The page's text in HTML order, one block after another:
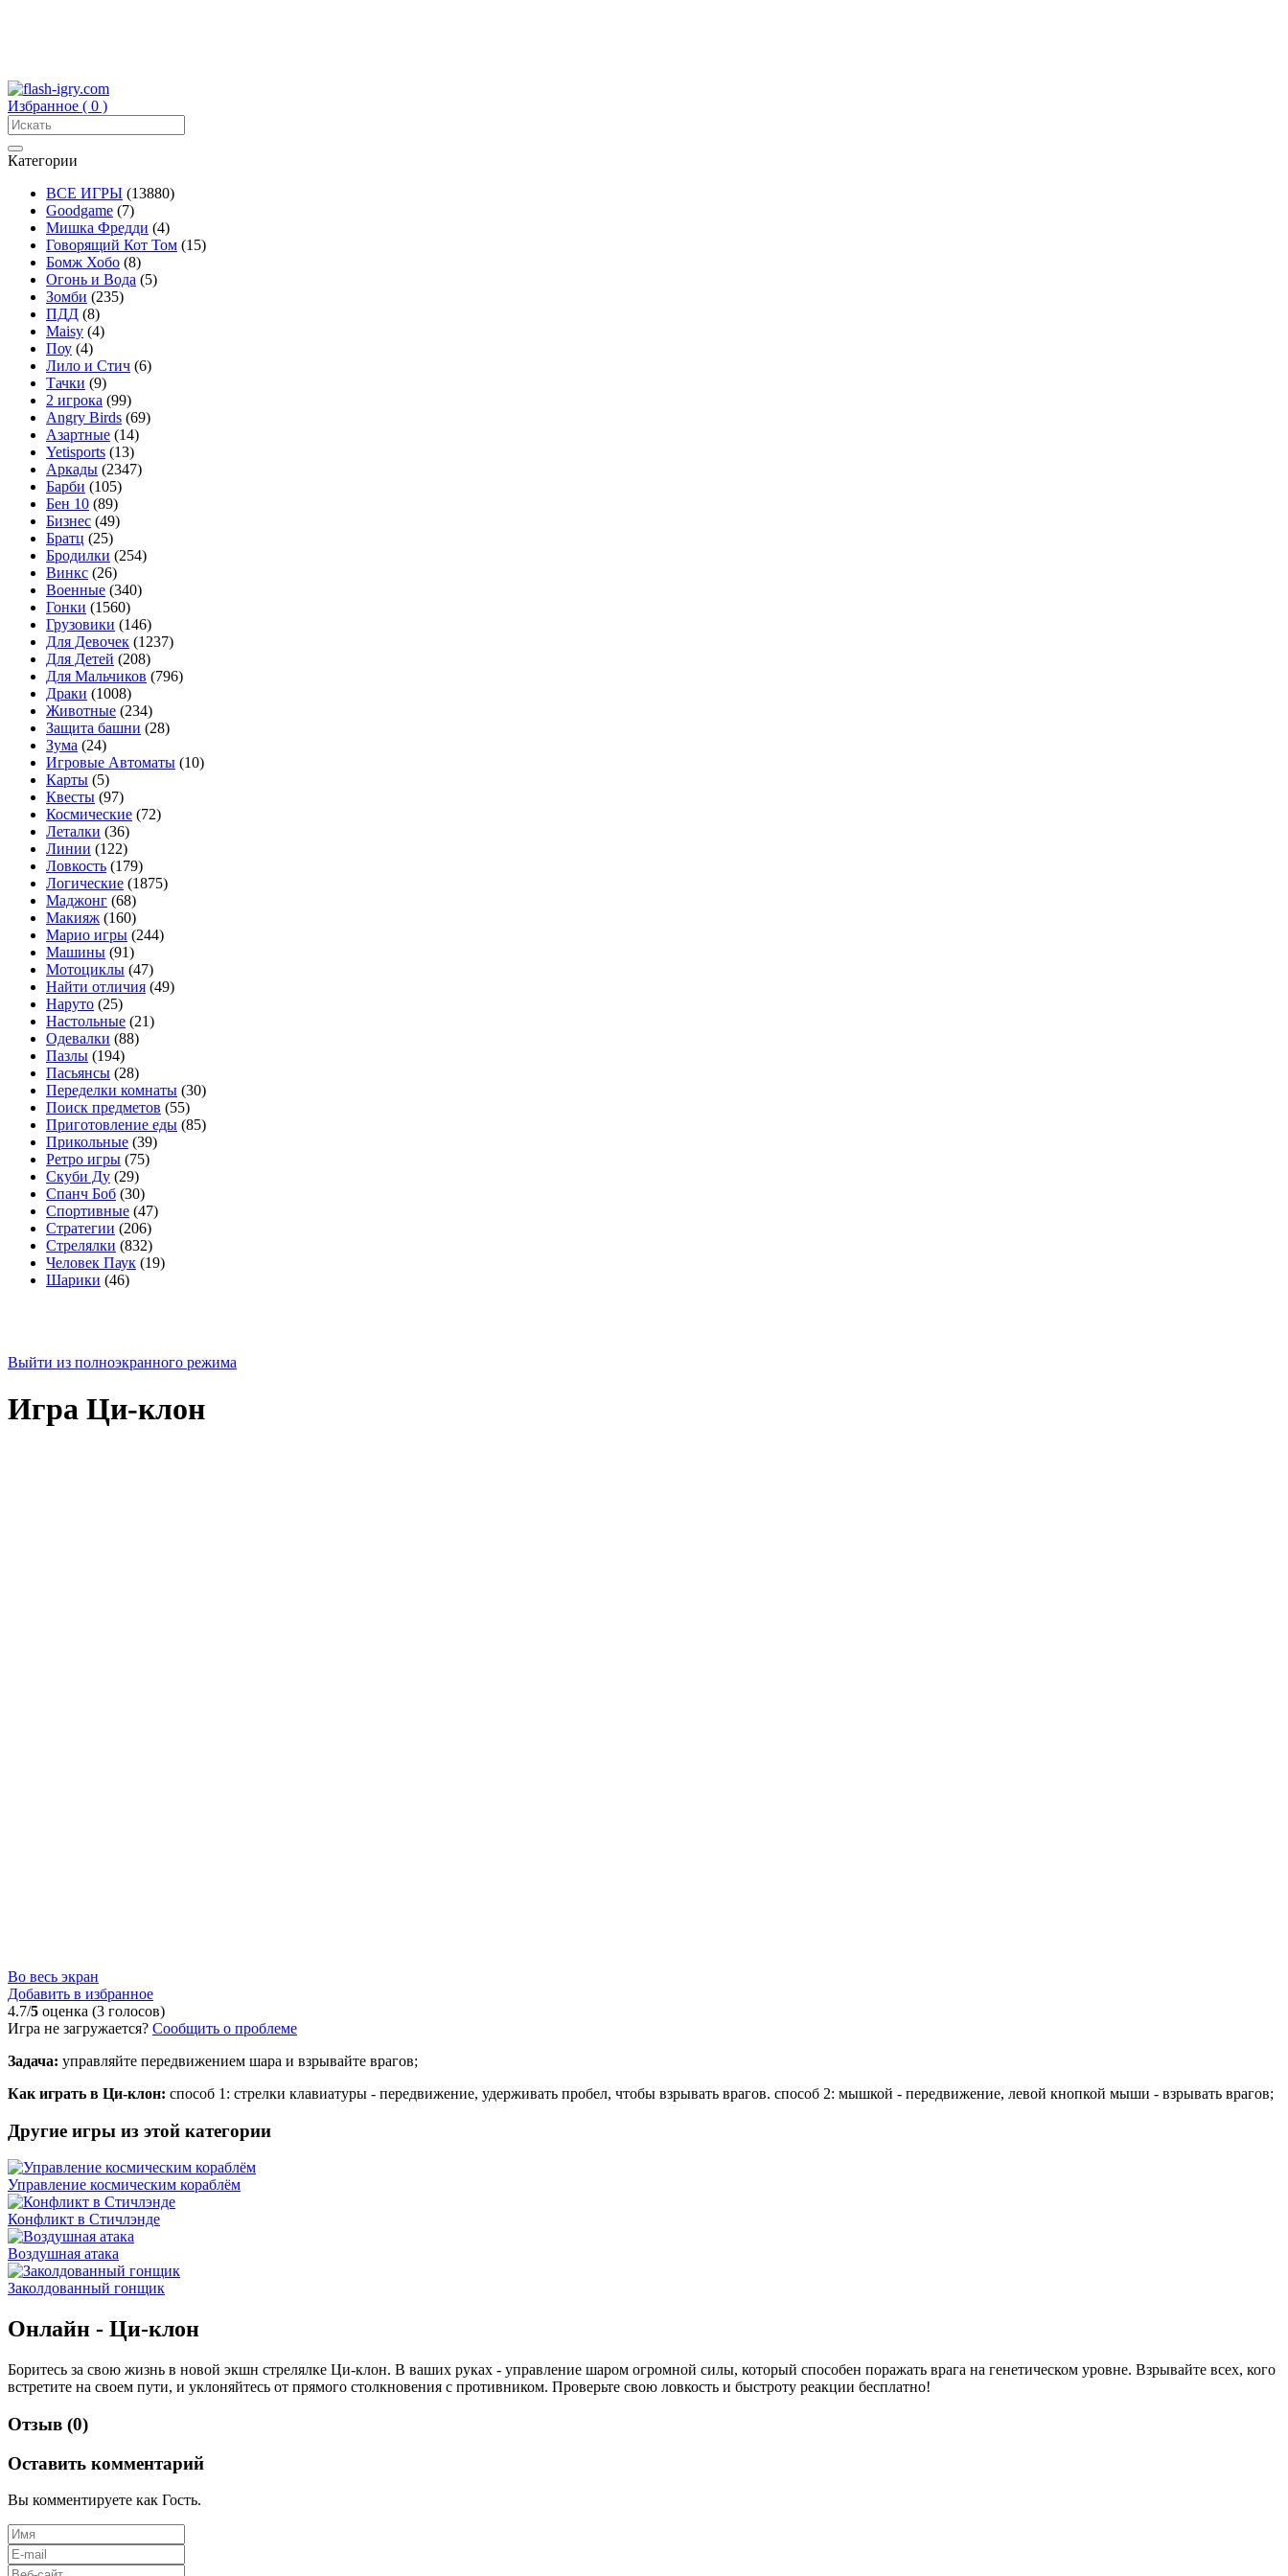
Избранное ( 0 )
Категории
ВСЕ ИГРЫ (13880)
Goodgame (7)
Мишка Фредди (4)
Говорящий Кот Том (15)
Бомж Хобо (8)
Огонь и Вода (5)
Зомби (235)
ПДД (8)
Maisy (4)
Поу (4)
Лило и Стич (6)
Тачки (9)
2 игрока (99)
Angry Birds (69)
Азартные (14)
Yetisports (13)
Аркады (2347)
Барби (105)
Бен 10 (89)
Бизнес (49)
Братц (25)
Бродилки (254)
Винкс (26)
Военные (340)
Гонки (1560)
Грузовики (146)
Для Девочек (1237)
Для Детей (208)
Для Мальчиков (796)
Драки (1008)
Животные (234)
Защита башни (28)
Зума (24)
Игровые Автоматы (10)
Карты (5)
Квесты (97)
Космические (72)
Леталки (36)
Линии (122)
Ловкость (179)
Логические (1875)
Маджонг (68)
Макияж (160)
Марио игры (244)
Машины (91)
Мотоциклы (47)
Найти отличия (49)
Наруто (25)
Настольные (21)
Одевалки (88)
Пазлы (194)
Пасьянсы (28)
Переделки комнаты (30)
Поиск предметов (55)
Приготовление еды (85)
Прикольные (39)
Ретро игры (75)
Скуби Ду (29)
Спанч Боб (30)
Спортивные (47)
Стратегии (206)
Стрелялки (832)
Человек Паук (19)
Шарики (46)
Выйти из полноэкранного режима
Игра Ци-клон
Во весь экран
Добавить в избранное
4.7/5 оценка (3 голосов)
Игра не загружается? Сообщить о проблеме
Задача: управляйте передвижением шара и взрывайте врагов;
Как играть в Ци-клон: способ 1: стрелки клавиатуры - передвижение, удерживать пробел, чтобы взрывать врагов. способ 2: мышкой - передвижение, левой кнопкой мыши - взрывать врагов;
Другие игры из этой категории
Управление космическим кораблём
Конфликт в Стичлэнде
Воздушная атака
Заколдованный гонщик
Онлайн - Ци-клон
Боритесь за свою жизнь в новой экшн стрелялке Ци-клон. В ваших руках - управление шаром огромной силы, который способен поражать врага на генетическом уровне. Взрывайте всех, кого
встретите на своем пути, и уклоняйтесь от прямого столкновения с противником. Проверьте свою ловкость и быстроту реакции бесплатно!
Отзыв (0)
Оставить комментарий
Вы комментируете как Гость.